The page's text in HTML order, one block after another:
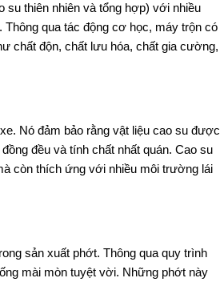
su thiên nhiên và tổng hợp) với nhiều
Thông qua tác động cơ học, máy trộn có
chất độn, chất lưu hóa, chất gia cường,
Nó đảm bảo rằng vật liệu cao su được
đều và tính chất nhất quán. Cao su
còn thích ứng với nhiều môi trường lái
sản xuất phớt. Thông qua quy trình
mài mòn tuyệt vời. Những phớt này